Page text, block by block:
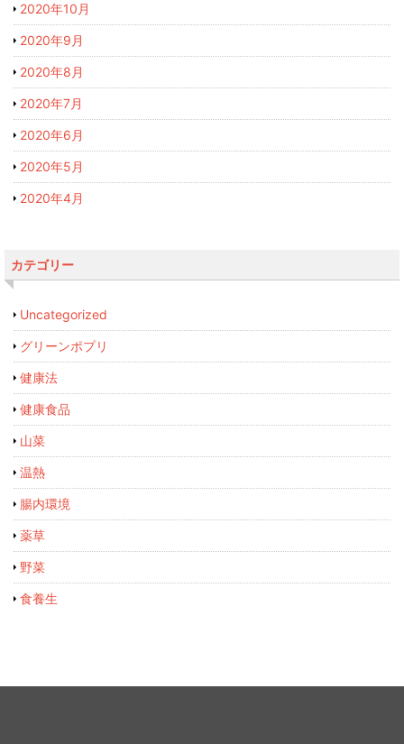
2020年10月
2020年9月
2020年8月
2020年7月
2020年6月
2020年5月
2020年4月
カテゴリー
Uncategorized
グリーンポプリ
健康法
健康食品
山菜
温熱
腸内環境
薬草
野菜
食養生